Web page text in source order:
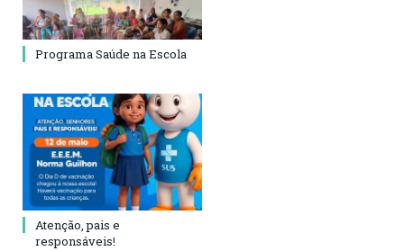
Programa Saúde na Escola
Atenção, pais e
responsáveis!